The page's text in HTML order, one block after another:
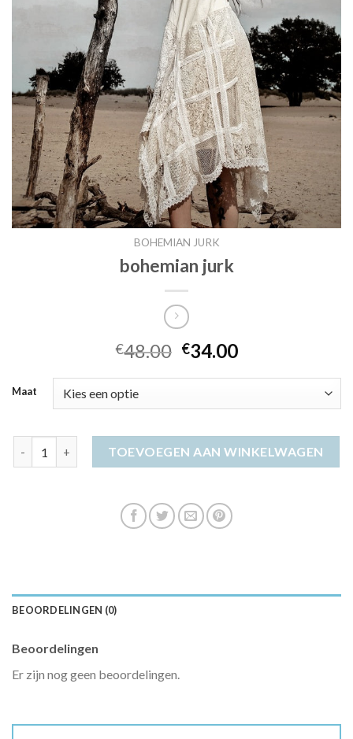
BOHEMIAN JURK
bohemian jurk
€48.00 €34.00
Maat
TOEVOEGEN AAN WINKELWAGEN
BEOORDELINGEN (0)
Beoordelingen
Er zijn nog geen beoordelingen.